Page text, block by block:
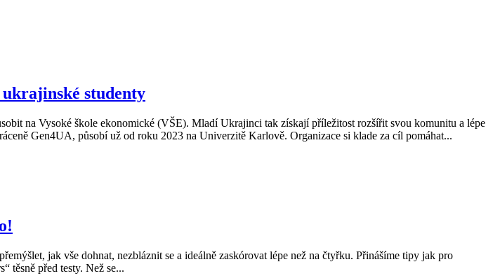
studenty
na Vysoké škole ekonomické (VŠE). Mladí Ukrajinci tak získají příležitost rozšířit svou komunitu a lépe
Gen4UA, působí už od roku 2023 na Univerzitě Karlově. Organizace si klade za cíl pomáhat...
jak vše dohnat, nezbláznit se a ideálně zaskórovat lépe než na čtyřku. Přinášíme tipy jak pro
těsně před testy. Než se...